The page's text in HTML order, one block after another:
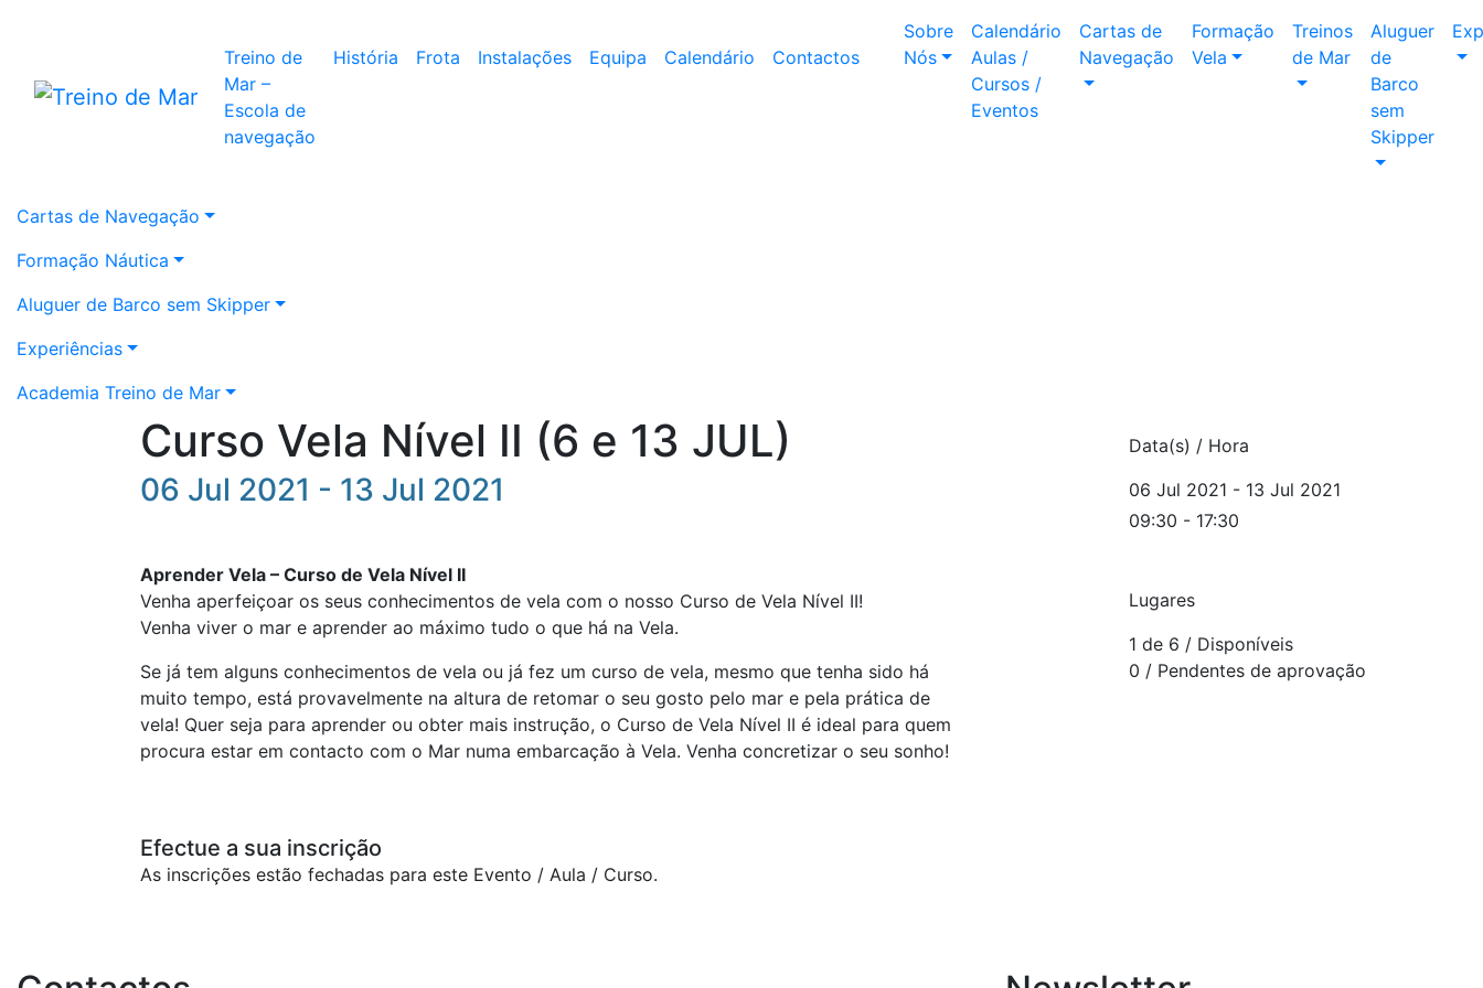
Treino de
Mar –
Escola de
navegação
História Frota Instalações Equipa Calendário Contactos
Sobre
Nós
Calendário
Aulas /
Cursos /
Eventos
Cartas de
Navegação
Formação
Vela
Treinos
de Mar
Aluguer
de
Barco
sem
Skipper
Cartas de Navegação
Formação Náutica
Aluguer de Barco sem Skipper
Experiências
Academia Treino de Mar
Curso Vela Nível II (6 e 13 JUL)
06 Jul 2021 - 13 Jul 2021
Aprender Vela – Curso de Vela Nível II
Venha aperfeiçoar os seus conhecimentos de vela com o nosso Curso de Vela Nível II!
Venha viver o mar e aprender ao máximo tudo o que há na Vela.
Se já tem alguns conhecimentos de vela ou já fez um curso de vela, mesmo que tenha sido há
muito tempo, está provavelmente na altura de retomar o seu gosto pelo mar e pela prática de
vela! Quer seja para aprender ou obter mais instrução, o Curso de Vela Nível II é ideal para quem
procura estar em contacto com o Mar numa embarcação à Vela. Venha concretizar o seu sonho!
Data(s) / Hora
06 Jul 2021 - 13 Jul 2021
09:30 - 17:30
Lugares
1 de 6 / Disponíveis
0 / Pendentes de aprovação
Efectue a sua inscrição
As inscrições estão fechadas para este Evento / Aula / Curso.